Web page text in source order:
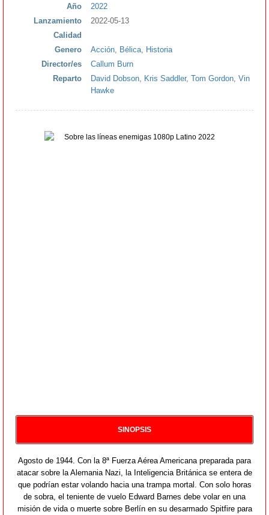
Año
2022
Lanzamiento
2022-05-13
Calidad
Genero
Acción Bélica
Historia
Director/es
Callum Burn
Reparto
David Dobson Kris Saddler, Tom Gordon Vin
Hawke
SINOPSIS
Agosto de 1944. Con la 8ª Fuerza Aérea Americana preparada para
atacar sobre la Alemania Nazi, la Inteligencia Británica se entera de
que podrían estar volando hacia una trampa mortal. Con solo horas
de sobra, el teniente de vuelo Edward Barnes debe volar en una
misión de vida o muerte sobre Berlín en su desarmado Spitfire para